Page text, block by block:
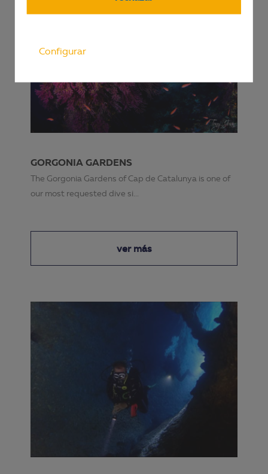
GORGONIA GARDENS
The Gorgonia Gardens of Cap de Catalunya is one of
our most requested dive si...
ver más
Configurar